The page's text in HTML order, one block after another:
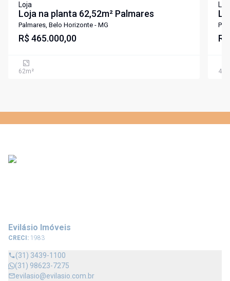
Loja
Loja na planta 62,52m² Palmares
Palmares, Belo Horizonte - MG
R$ 465.000,00
62m² 47
Evilásio Imóveis
CRECI: 1983
(31) 3439-1100
(31) 98623-7275
evilasio@evilasio.com.br